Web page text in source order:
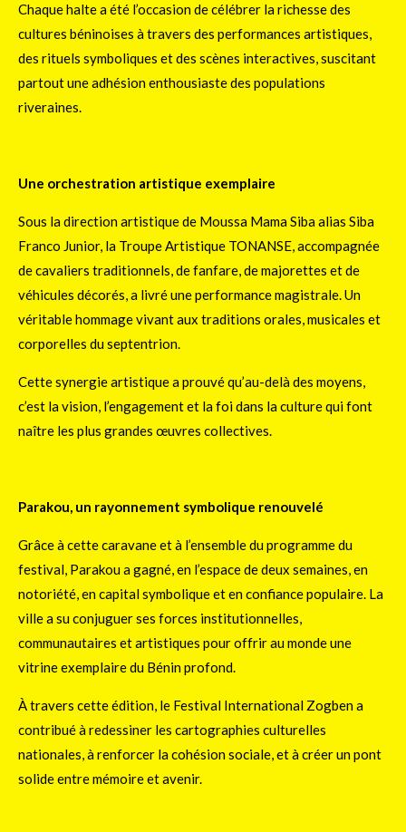
Chaque halte a été l’occasion de célébrer la richesse des
cultures béninoises à travers des performances artistiques,
des rituels symboliques et des scènes interactives, suscitant
partout une adhésion enthousiaste des populations
riveraines.
Une orchestration artistique exemplaire
Sous la direction artistique de Moussa Mama Siba alias Siba
Franco Junior, la Troupe Artistique TONANSE, accompagnée
de cavaliers traditionnels, de fanfare, de majorettes et de
véhicules décorés, a livré une performance magistrale. Un
véritable hommage vivant aux traditions orales, musicales et
corporelles du septentrion.
Cette synergie artistique a prouvé qu’au-delà des moyens,
c’est la vision, l’engagement et la foi dans la culture qui font
naître les plus grandes œuvres collectives.
Parakou, un rayonnement symbolique renouvelé
Grâce à cette caravane et à l’ensemble du programme du
festival, Parakou a gagné, en l’espace de deux semaines, en
notoriété, en capital symbolique et en confiance populaire. La
ville a su conjuguer ses forces institutionnelles,
communautaires et artistiques pour offrir au monde une
vitrine exemplaire du Bénin profond.
À travers cette édition, le Festival International Zogben a
contribué à redessiner les cartographies culturelles
nationales, à renforcer la cohésion sociale, et à créer un pont
solide entre mémoire et avenir.